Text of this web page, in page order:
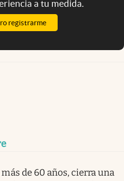
a tu medida.
registrarme
más de 60 años, cierra una